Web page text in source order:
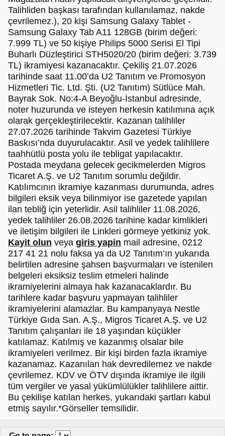
Talihliden başkası tarafından kullanılamaz, nakde
çevrilemez.), 20 kişi Samsung Galaxy Tablet -
Samsung Galaxy Tab A11 128GB (birim değeri:
7.999 TL) ve 50 kişiye Philips 5000 Serisi El Tipi
Buharlı Düzleştirici STH5020/20 (birim değeri: 3.739
TL) ikramiyesi kazanacaktır. Çekiliş 21.07.2026
tarihinde saat 11.00’da U2 Tanıtım ve Promosyon
Hizmetleri Tic. Ltd. Şti. (U2 Tanıtım) Sütlüce Mah.
Bayrak Sok. No:4-A Beyoğlu-İstanbul adresinde,
noter huzurunda ve isteyen herkesin katılımına açık
olarak gerçekleştirilecektir. Kazanan talihliler
27.07.2026 tarihinde Takvim Gazetesi Türkiye
Baskısı’nda duyurulacaktır. Asil ve yedek talihlilere
taahhütlü posta yolu ile tebligat yapılacaktır.
Postada meydana gelecek gecikmelerden Migros
Ticaret A.Ş. ve U2 Tanıtım sorumlu değildir.
Katılımcının ikramiye kazanması durumunda, adres
bilgileri eksik veya bilinmiyor ise gazetede yapılan
ilan tebliğ için yeterlidir. Asil talihliler 11.08.2026,
yedek talihliler 26.08.2026 tarihine kadar kimlikleri
ve iletişim bilgileri ile Linkleri görmeye yetkiniz yok.
Kayit olun veya giris yapin mail adresine, 0212
217 41 21 nolu faksa ya da U2 Tanıtım’ın yukarıda
belirtilen adresine şahsen başvurmaları ve istenilen
belgeleri eksiksiz teslim etmeleri halinde
ikramiyelerini almaya hak kazanacaklardır. Bu
tarihlere kadar başvuru yapmayan talihliler
ikramiyelerini alamazlar. Bu kampanyaya Nestle
Türkiye Gıda San. A.Ş., Migros Ticaret A.Ş. ve U2
Tanıtım çalışanları ile 18 yaşından küçükler
katılamaz. Katılmış ve kazanmış olsalar bile
ikramiyeleri verilmez. Bir kişi birden fazla ikramiye
kazanamaz. Kazanılan hak devredilemez ve nakde
çevrilemez. KDV ve ÖTV dışında ikramiye ile ilgili
tüm vergiler ve yasal yükümlülükler talihlilere aittir.
Bu çekilişe katılan herkes, yukarıdaki şartları kabul
etmiş sayılır.*Görseller temsilidir.